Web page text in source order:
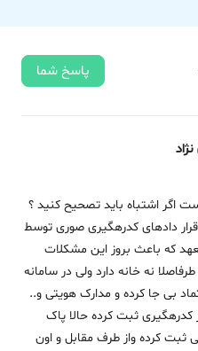
پاسخ شما
اگر اشتباه باید تصحیح کنید ؟
دادهای کدرهگیری صوری توسط
که باعث بروز این مشکلات
نه خانه دارد ولی در سامانه
بی جا کرده و مدارک هویتی و..
کدرهگیری ثبت کرده حالا پاک
ثبت کرده واز طرف مقابل و اون